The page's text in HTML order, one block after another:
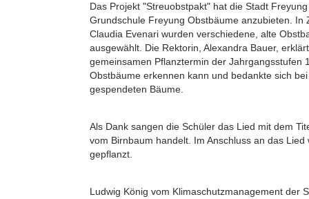
Das Projekt "Streuobstpakt" hat die Stadt
Grundschule Freyung Obstbäume anzubieten. In
Claudia Evenari wurden verschiedene, alte
ausgewählt. Die Rektorin, Alexandra Bauer,
gemeinsamen Pflanztermin der Jahrgangsstufen
Obstbäume erkennen kann und bedankte sich
gespendeten Bäume.
Als Dank sangen die Schüler das Lied mit dem
vom Birnbaum handelt. Im Anschluss an das
gepflanzt.
Ludwig König vom Klimaschutzmanagement der